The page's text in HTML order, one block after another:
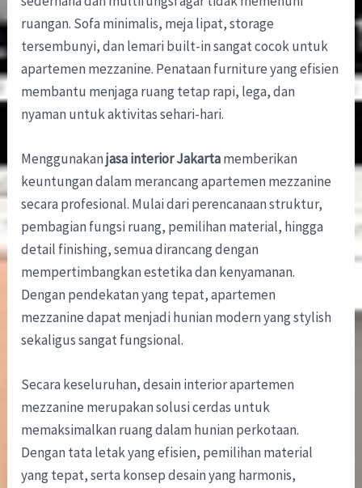
ruangan. Sofa minimalis, meja lipat, storage
tersembunyi, dan lemari built-in sangat cocok untuk
apartemen mezzanine. Penataan furniture yang efisien
membantu menjaga ruang tetap rapi, lega, dan
nyaman untuk aktivitas sehari-hari.
Menggunakanjasa interior Jakartamemberikan
keuntungan dalam merancang apartemen mezzanine
secara profesional. Mulai dari perencanaan struktur,
pembagian fungsi ruang, pemilihan material, hingga
detail finishing, semua dirancang dengan
mempertimbangkan estetika dan kenyamanan.
Dengan pendekatan yang tepat, apartemen
mezzanine dapat menjadi hunian modern yang stylish
sekaligus sangat fungsional.
Secara keseluruhan, desain interior apartemen
mezzanine merupakan solusi cerdas untuk
memaksimalkan ruang dalam hunian perkotaan.
Dengan tata letak yang efisien, pemilihan material
yang tepat, serta konsep desain yang harmonis,